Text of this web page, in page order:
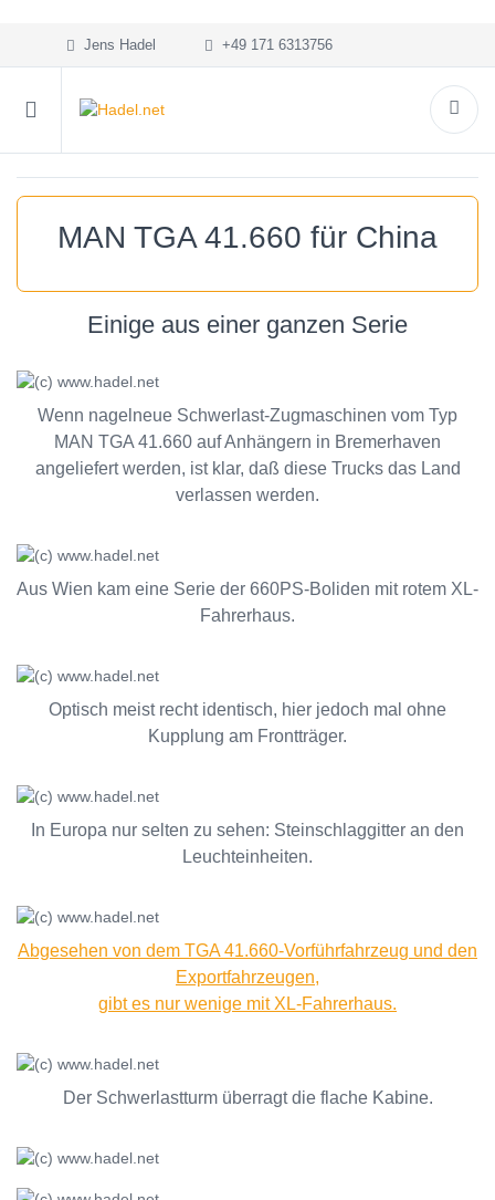
Jens Hadel +49 171 6313756
MAN TGA 41.660 für China
Einige aus einer ganzen Serie
Wenn nagelneue Schwerlast-Zugmaschinen vom Typ
MAN TGA 41.660 auf Anhängern in Bremerhaven
angeliefert werden, ist klar, daß diese Trucks das Land
verlassen werden.
Aus Wien kam eine Serie der 660PS-Boliden mit rotem XL-
Fahrerhaus.
Optisch meist recht identisch, hier jedoch mal ohne
Kupplung am Frontträger.
In Europa nur selten zu sehen: Steinschlaggitter an den
Leuchteinheiten.
Abgesehen von dem TGA 41.660-Vorführfahrzeug und den
Exportfahrzeugen,
gibt es nur wenige mit XL-Fahrerhaus.
Der Schwerlastturm überragt die flache Kabine.